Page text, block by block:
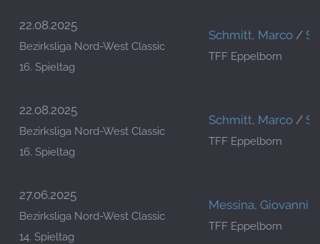
22.08.2025
Bezirksliga Nord-West Classic
16. Spieltag
Schmitt, Marco /
TFF Eppelborn
22.08.2025
Bezirksliga Nord-West Classic
16. Spieltag
Schmitt, Marco /
TFF Eppelborn
27.06.2025
Bezirksliga Nord-West Classic
14. Spieltag
Messina, Giovanni
TFF Eppelborn